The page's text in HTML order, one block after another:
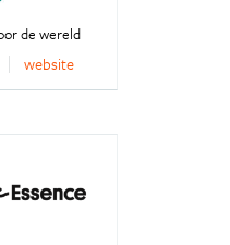
de wereld
website